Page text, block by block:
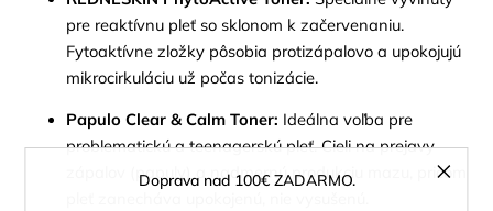
Doprava nad 100€ ZADARMO.
pre reaktívnu pleť so sklonom k začervenaniu.
Fytoaktívne zložky pôsobia protizápalovo a upokojujú
mikrocirkuláciu už počas tonizácie.
Papulo Clear & Calm Toner: Ideálna voľba pre
problematickú a teenagerskú pleť. Cieli na prejavy
zápalov (papuly) a nadmernú produkciu mazu, pričom